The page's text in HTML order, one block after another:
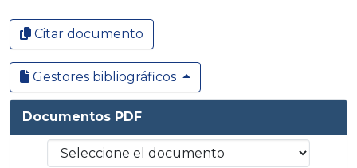
Citar documento
Gestores bibliográficos
Documentos PDF